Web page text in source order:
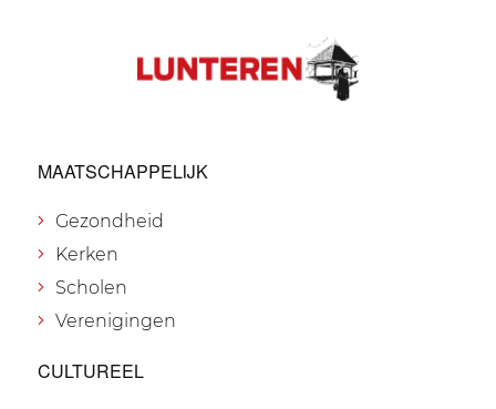
MAATSCHAPPELIJK
Gezondheid
Kerken
Scholen
Verenigingen
CULTUREEL